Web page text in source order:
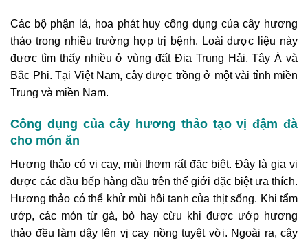
Các bộ phận lá, hoa phát huy công dụng của cây hương
thảo trong nhiều trường hợp trị bệnh. Loài dược liệu này
được tìm thấy nhiều ở vùng đất Địa Trung Hải, Tây Á và
Bắc Phi. Tại Việt Nam, cây được trồng ở một vài tỉnh miền
Trung và miền Nam.
Công dụng của cây hương thảo tạo vị đậm đà
cho món ăn
Hương thảo có vị cay, mùi thơm rất đặc biệt. Đây là gia vị
được các đầu bếp hàng đầu trên thế giới đặc biệt ưa thích.
Hương thảo có thể khử mùi hôi tanh của thịt sống. Khi tẩm
ướp, các món từ gà, bò hay cừu khi được ướp hương
thảo đều làm dậy lên vị cay nồng tuyệt vời. Ngoài ra, cây